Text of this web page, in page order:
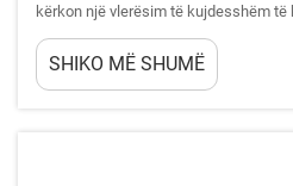
kërkon një vlerësim të kujdesshëm
prodhimit tuaj, të qëllimeve për
kërkesave të tregut. Vendimi midis
SHIKO MË SHUMË